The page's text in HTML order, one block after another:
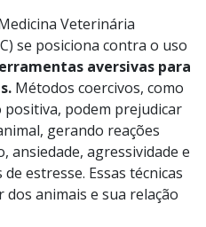
Veterinária
se posiciona contra o uso
aversivas para
Métodos coercivos, como
podem prejudicar
gerando reações
ansiedade, agressividade e
estresse. Essas técnicas
animais e sua relação